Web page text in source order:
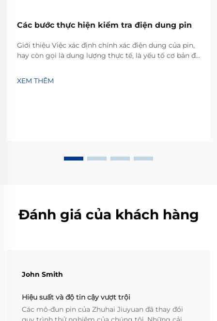
Các bước thực hiện kiểm tra điện dung pin
Giới thiệu Việc xác định chính xác điện dung của pin,
hay còn gọi là dung lượng thực tế, là yếu tố cơ bản để
pin. Đối với các nhà sản xuất và phòng nghiên cứu
phát triển làm việc với các mô-đun và cụm pin, điều
XEM THÊM
Đánh giá của khách hàng
John Smith
Hiệu suất và độ tin cậy vượt trội
Các mô-đun pin của Zhuhai Jiuyuan đã thay đổi